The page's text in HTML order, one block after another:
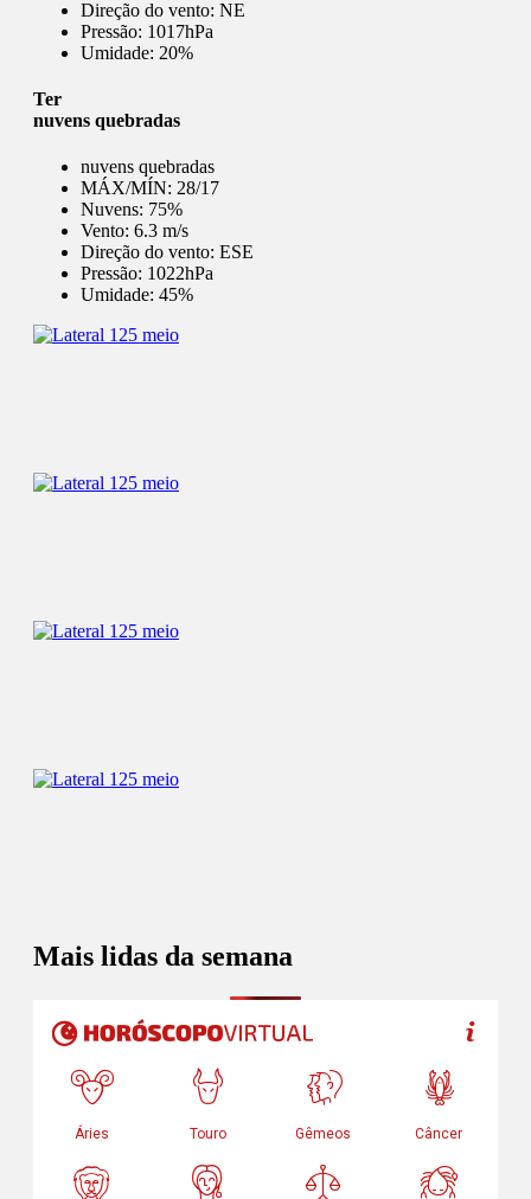
Direção do vento: NE
Pressão: 1017hPa
Umidade: 20%
Ter
nuvens quebradas
nuvens quebradas
MÁX/MÍN: 28/17
Nuvens: 75%
Vento: 6.3 m/s
Direção do vento: ESE
Pressão: 1022hPa
Umidade: 45%
Mais lidas da semana